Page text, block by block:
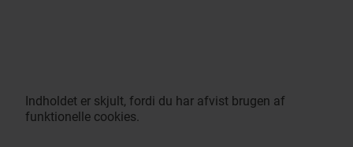
Indholdet er skjult, fordi du har afvist brugen af
funktionelle cookies.